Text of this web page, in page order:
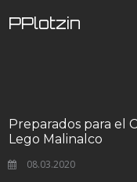
PPlotzin
Preparados para el
Lego Malinalco
08.03.2020